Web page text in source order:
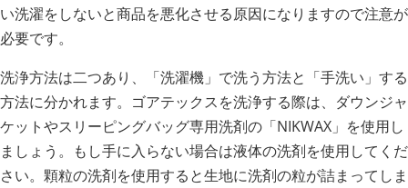
い洗濯をしないと商品を悪化させる原因になりますので注意が
必要です。
洗浄方法は二つあり、「洗濯機」で洗う方法と「手洗い」する
方法に分かれます。ゴアテックスを洗浄する際は、ダウンジャ
ケットやスリーピングバッグ専用洗剤の「NIKWAX」を使用し
ましょう。もし手に入らない場合は液体の洗剤を使用してくだ
さい。顆粒の洗剤を使用すると生地に洗剤の粒が詰まってしま